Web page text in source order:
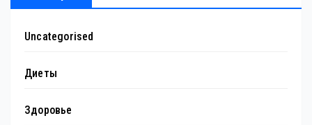
Uncategorised
Диеты
Здоровье